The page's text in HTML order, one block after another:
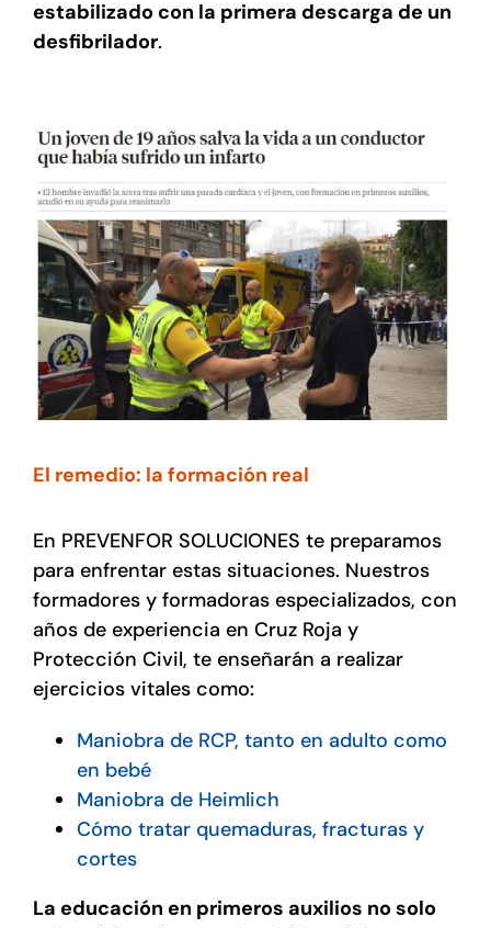
estabilizado con la primera descarga de un
desfibrilador.
El remedio: la formación real
En PREVENFOR SOLUCIONES te preparamos
para enfrentar estas situaciones. Nuestros
formadores y formadoras especializados, con
años de experiencia en Cruz Roja y
Protección Civil, te enseñarán a realizar
ejercicios vitales como:
Maniobra de RCP, tanto en adulto como
en bebé
Maniobra de Heimlich
Cómo tratar quemaduras, fracturas y
cortes
La educación en primeros auxilios no solo